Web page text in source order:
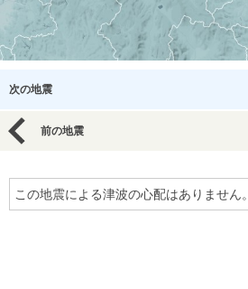
次の地震
前の地震
この地震による津波の心配はありません。